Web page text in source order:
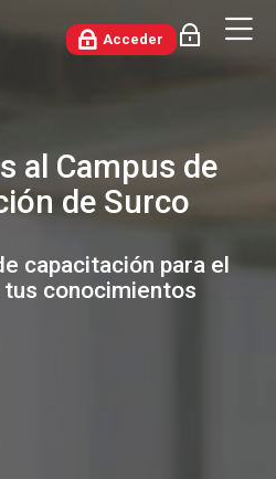
Acceder Acceder
al Campus de
de Surco
capacitación para el
conocimientos